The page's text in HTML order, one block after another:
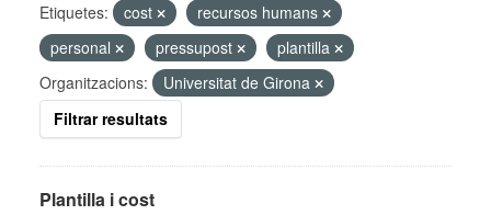
Etiquetes: cost
recursos humans
personal
pressupost
plantilla
Organitzacions:
Universitat de Girona
Filtrar resultats
Plantilla i cost